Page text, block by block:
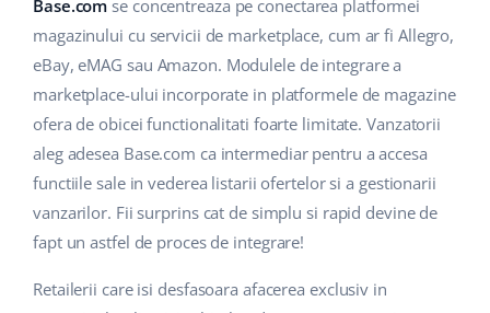
Managementul transporturilor
Automatizarea fluxului de lucru
Base Connect
AI pentru comerțul electronic
Produse pentru copii
Electronică
Piese auto
Supermarket
Suport
Blog
Servicii
Implementari de sistem
Auditul conturilor
english (GB)
english (IN)
čeština
deutsch
Base.com se concentreaza pe conectarea platformei
magazinului cu servicii de marketplace, cum ar fi Allegro,
eBay, eMAG sau Amazon. Modulele de integrare a
marketplace-ului incorporate in platformele de magazine
ofera de obicei functionalitati foarte limitate. Vanzatorii
aleg adesea Base.com ca intermediar pentru a accesa
functiile sale in vederea listarii ofertelor si a gestionarii
vanzarilor. Fii surprins cat de simplu si rapid devine de
fapt un astfel de proces de integrare!
Retailerii care isi desfasoara afacerea exclusiv in